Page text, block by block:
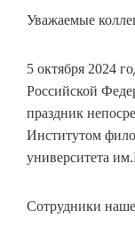
Уважаемые
5 октября 2024
Российской
праздник
Институтом
университета
Сотрудники